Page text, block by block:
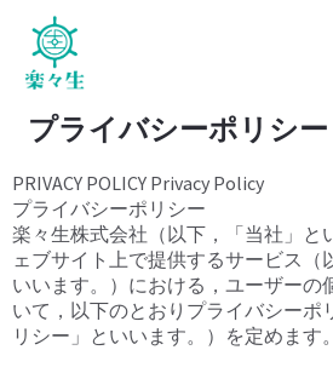
プライバシーポリシ
PRIVACY POLICY Privacy Policy
プライバシーポリシー
楽々生株式会社（以下，「当社」と
ェブサイト上で提供するサービス（
いいます。）における，ユーザーの
いて，以下のとおりプライバシーポ
リシー」といいます。）を定めます。